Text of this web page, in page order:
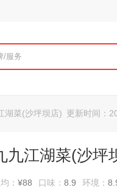
湖菜(沙坪坝店) 更新时间：
九江湖菜(沙坪
： ¥88 口味： 8.9 环境：